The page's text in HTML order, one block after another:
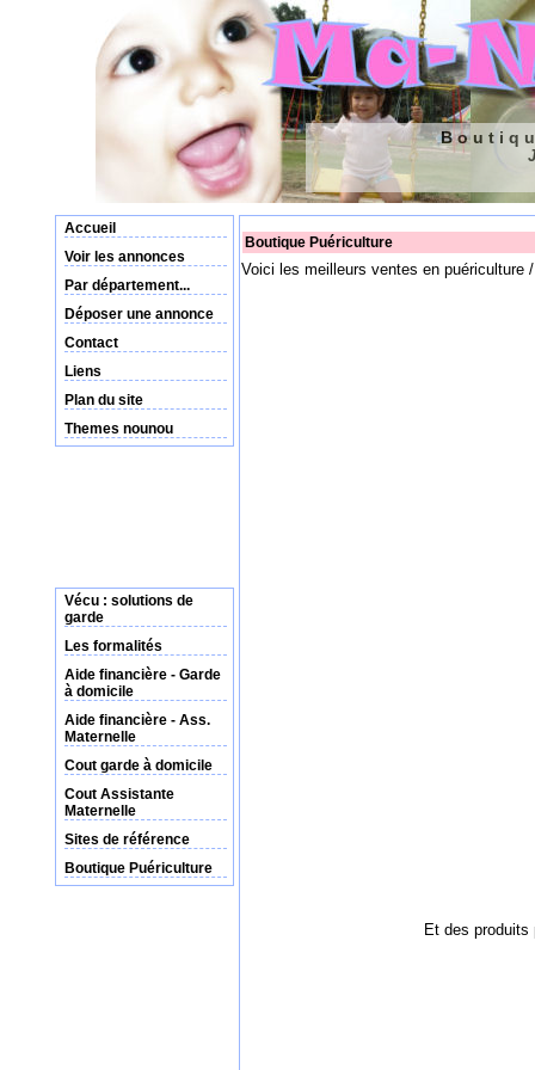
Accueil
Voir les annonces
Par département...
Déposer une annonce
Contact
Liens
Plan du site
Themes nounou
Vécu : solutions de
garde
Les formalités
Aide financière - Garde
à domicile
Aide financière - Ass.
Maternelle
Cout garde à domicile
Cout Assistante
Maternelle
Sites de référence
Boutique Puériculture
Boutique Puériculture
Voici les meilleurs ventes en puériculture
Et des produits